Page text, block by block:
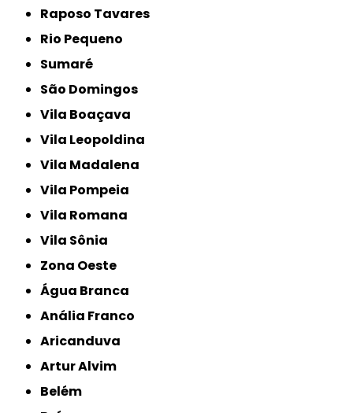
Raposo Tavares
Rio Pequeno
Sumaré
São Domingos
Vila Boaçava
Vila Leopoldina
Vila Madalena
Vila Pompeia
Vila Romana
Vila Sônia
Zona Oeste
Água Branca
Anália Franco
Aricanduva
Artur Alvim
Belém